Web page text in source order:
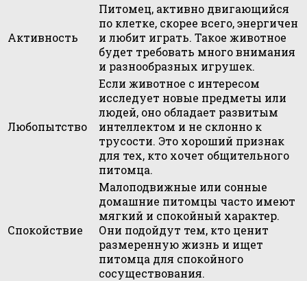
Активность
Питомец, активно двигающийся
по клетке, скорее всего, энергичен
и любит играть. Такое животное
будет требовать много внимания
и разнообразных игрушек.
Любопытство
Если животное с интересом
исследует новые предметы или
людей, оно обладает развитым
интеллектом и не склонно к
трусости. Это хороший признак
для тех, кто хочет общительного
питомца.
Спокойствие
Малоподвижные или сонные
домашние питомцы часто имеют
мягкий и спокойный характер.
Они подойдут тем, кто ценит
размеренную жизнь и ищет
питомца для спокойного
сосуществования.